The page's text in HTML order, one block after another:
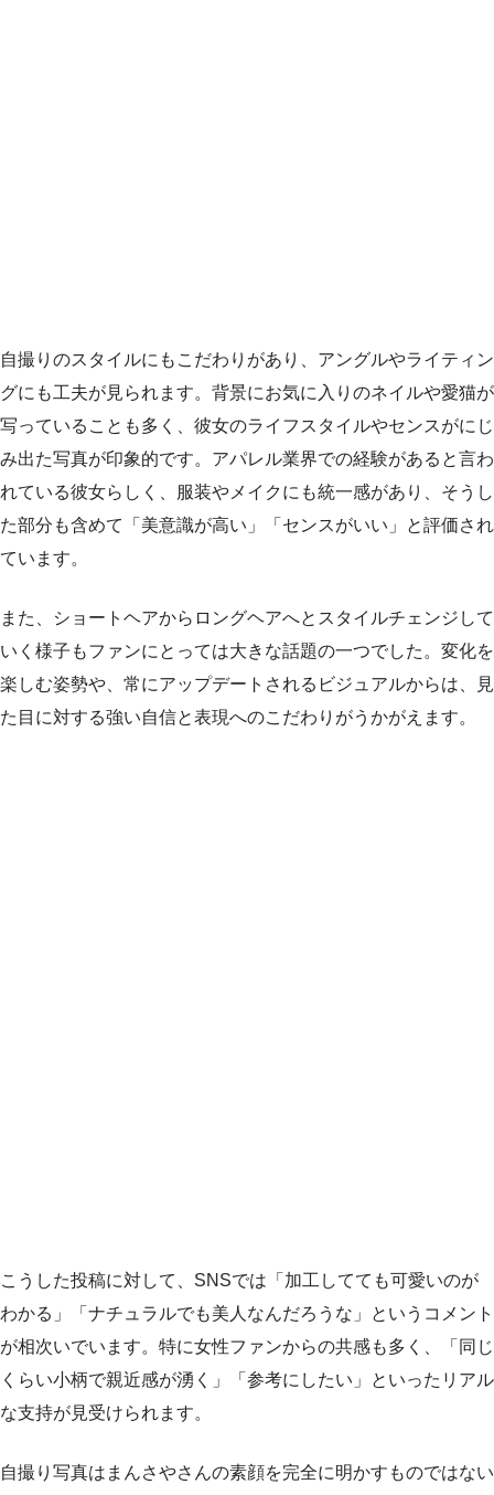
自撮りのスタイルにもこだわりがあり、アングルやライティン
グにも工夫が見られます。背景にお気に入りのネイルや愛猫が
写っていることも多く、彼女のライフスタイルやセンスがにじ
み出た写真が印象的です。アパレル業界での経験があると言わ
れている彼女らしく、服装やメイクにも統一感があり、そうし
た部分も含めて「美意識が高い」「センスがいい」と評価され
ています。
また、ショートヘアからロングヘアへとスタイルチェンジして
いく様子もファンにとっては大きな話題の一つでした。変化を
楽しむ姿勢や、常にアップデートされるビジュアルからは、見
た目に対する強い自信と表現へのこだわりがうかがえます。
こうした投稿に対して、SNSでは「加工してても可愛いのが
わかる」「ナチュラルでも美人なんだろうな」というコメント
が相次いでいます。特に女性ファンからの共感も多く、「同じ
くらい小柄で親近感が湧く」「参考にしたい」といったリアル
な支持が見受けられます。
自撮り写真はまんさやさんの素顔を完全に明かすものではない